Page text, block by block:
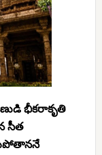
భీకరాకృతి
సీత